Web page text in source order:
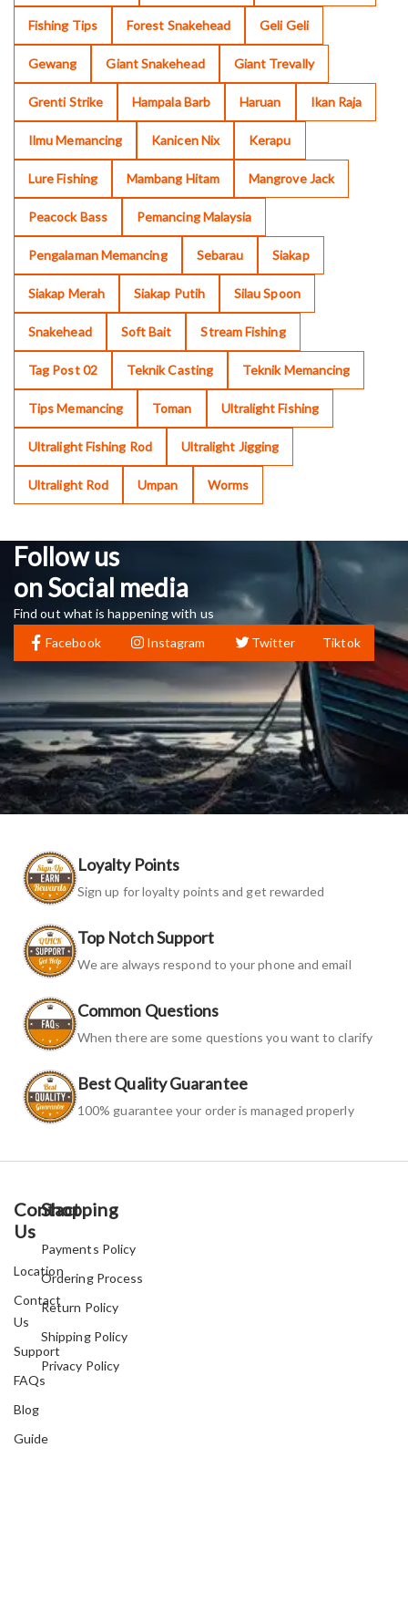
Fishing Tips Forest Snakehead Geli Geli
Gewang Giant Snakehead Giant Trevally
Grenti Strike Hampala Barb Haruan Ikan Raja
Ilmu Memancing Kanicen Nix Kerapu
Lure Fishing Mambang Hitam Mangrove Jack
Peacock Bass Pemancing Malaysia
Pengalaman Memancing Sebarau Siakap
Siakap Merah Siakap Putih Silau Spoon
Snakehead Soft Bait Stream Fishing
Tag Post 02 Teknik Casting Teknik Memancing
Tips Memancing Toman Ultralight Fishing
Ultralight Fishing Rod Ultralight Jigging
Ultralight Rod Umpan Worms
Follow us
on Social media
Find out what is happening with us
Facebook
Instagram Twitter Tiktok
Loyalty Points
Sign up for loyalty points and get rewarded
Top Notch Support
We are always respond to your phone and email
Common Questions
When there are some questions you want to clarify
Best Quality Guarantee
100% guarantee your order is managed properly
Contact
Us
Location
Contact
Us
Support
FAQs
Blog
Guide
Shopping
Payments Policy
Ordering Process
Return Policy
Shipping Policy
Privacy Policy